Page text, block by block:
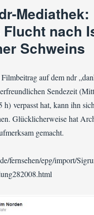
Mediathek:
nach
Schweins
auf dem ndr
Sendezeit
h) verpasst hat, kann ihn
Glücklicherweise hat
gemacht.
fernsehen/epg/import/